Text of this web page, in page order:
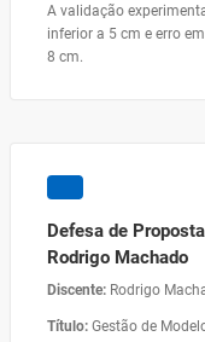
A validação
inferior a 5 cm e erro
8 cm.
Defesa de
Rodrigo Machado
Discente: Rodrigo
Título: Gestão de